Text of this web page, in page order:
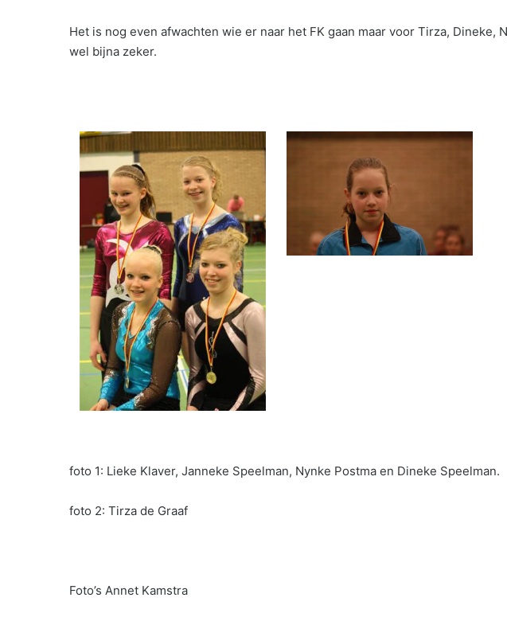
Het is nog even afwachten wie er naar het FK gaan maar voor Tirza, Dineke,
wel bijna zeker.
foto 1: Lieke Klaver, Janneke Speelman, Nynke Postma en Dineke Speelman.
foto 2: Tirza de Graaf
Foto’s Annet Kamstra